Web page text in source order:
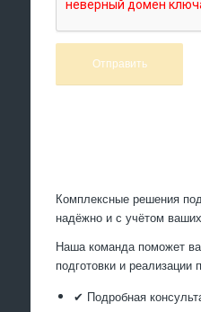
Комплексные решения
надёжно и с учётом
Наша команда поможет
подготовки и реализации
✔ Подробная